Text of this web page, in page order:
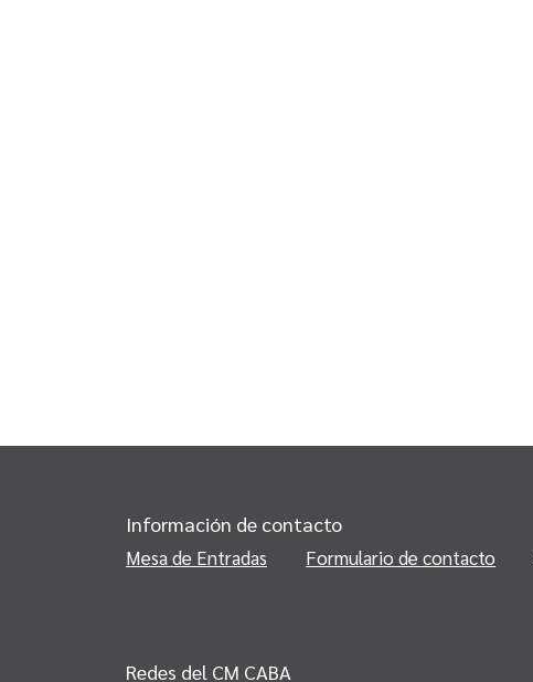
Información de contacto
Mesa de Entradas Formulario de contacto
Redes del CM CABA